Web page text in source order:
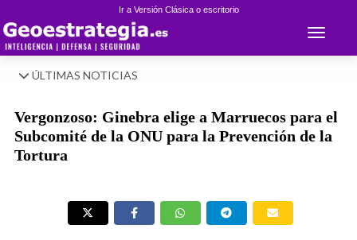
Ir a Versión Clásica o escritorio
Toggle
ÚLTIMAS NOTICIAS
Vergonzoso: Ginebra elige a Marruecos para el
Subcomité de la ONU para la Prevención de la
Tortura